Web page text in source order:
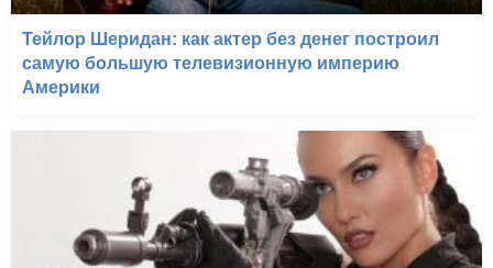
Без истерики! (2011)
Тейлор Шеридан: как актер без денег построил
самую большую телевизионную империю
Америки